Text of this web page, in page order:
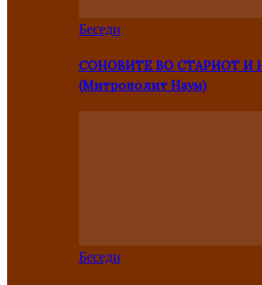
Беседи
СОНОВИТЕ ВО СТАРИОТ И
(Митрополит Наум)
Беседи